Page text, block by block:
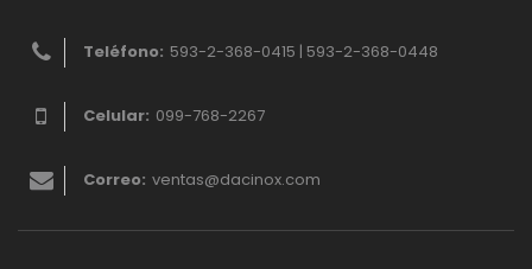
Teléfono: 593-2-368-0415 | 593-2-368-0448
Celular: 099-768-2267
Correo: ventas@dacinox.com